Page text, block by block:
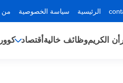
الرئيسية سياسة الخصوصية من
الكريموظائف خالية أقتصاد